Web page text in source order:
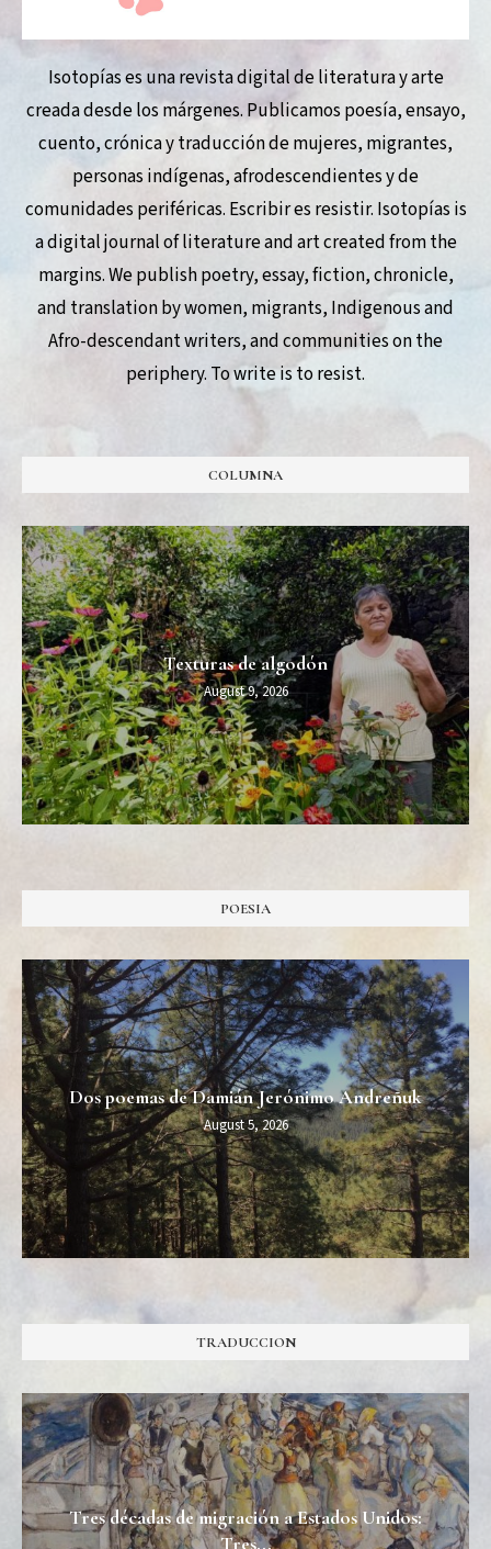
Isotopías es una revista digital de literatura y arte
creada desde los márgenes. Publicamos poesía, ensayo,
cuento, crónica y traducción de mujeres, migrantes,
personas indígenas, afrodescendientes y de
comunidades periféricas. Escribir es resistir. Isotopías is
a digital journal of literature and art created from the
margins. We publish poetry, essay, fiction, chronicle,
and translation by women, migrants, Indigenous and
Afro-descendant writers, and communities on the
periphery. To write is to resist.
COLUMNA
Texturas de algodón
August 9, 2026
POESIA
Dos poemas de Damián Jerónimo Andreñuk
August 5, 2026
TRADUCCION
Tres décadas de migración a Estados Unidos:
Tres...